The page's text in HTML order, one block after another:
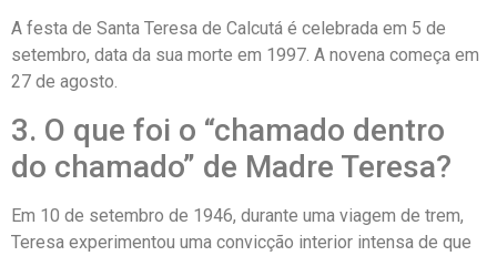
A festa de Santa Teresa de Calcutá é celebrada em 5 de
setembro, data da sua morte em 1997. A novena começa em
27 de agosto.
3. O que foi o “chamado dentro
do chamado” de Madre Teresa?
Em 10 de setembro de 1946, durante uma viagem de trem,
Teresa experimentou uma convicção interior intensa de que